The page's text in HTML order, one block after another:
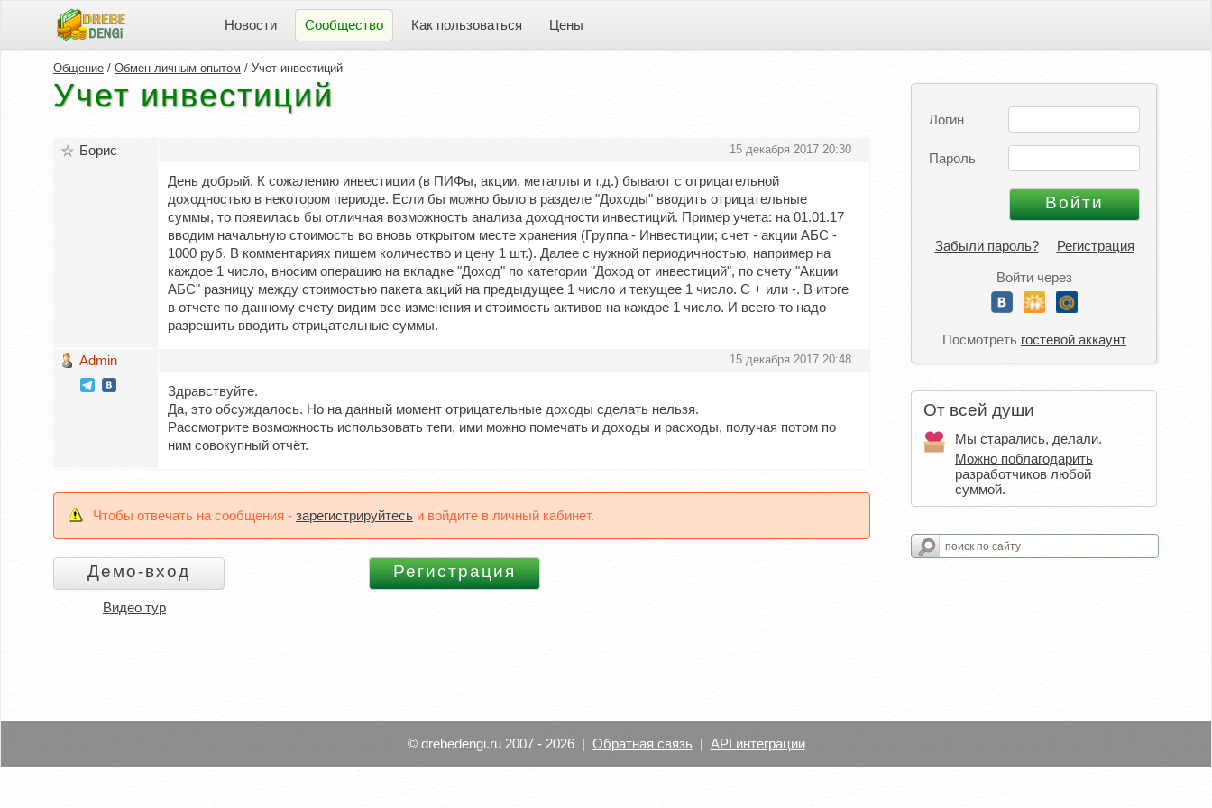
Новости Сообщество Как пользоваться Цены
Логин
Пароль
Забыли пароль? Регистрация
Войти через
Посмотреть гостевой аккаунт
От всей души
Мы старались, делали.
Можно поблагодарить
разработчиков любой
суммой.
Общение / Обмен личным опытом / Учет инвестиций
Учет инвестиций
Борис 15 декабря 2017 20:30
День добрый. К сожалению инвестиции (в ПИФы, акции, металлы и т.д.) бывают с отрицательной
доходностью в некотором периоде. Если бы можно было в разделе "Доходы" вводить отрицательные
суммы, то появилась бы отличная возможность анализа доходности инвестиций. Пример учета: на 01.01.17
вводим начальную стоимость во вновь открытом месте хранения (Группа - Инвестиции; счет - акции АБС -
1000 руб. В комментариях пишем количество и цену 1 шт.). Далее с нужной периодичностью, например на
каждое 1 число, вносим операцию на вкладке "Доход" по категории "Доход от инвестиций", по счету "Акции
АБС" разницу между стоимостью пакета акций на предыдущее 1 число и текущее 1 число. С + или -. В итоге
в отчете по данному счету видим все изменения и стоимость активов на каждое 1 число. И всего-то надо
разрешить вводить отрицательные суммы.
Admin 15 декабря 2017 20:48
Здравствуйте.
Да, это обсуждалось. Но на данный момент отрицательные доходы сделать нельзя.
Рассмотрите возможность использовать теги, ими можно помечать и доходы и расходы, получая потом по
ним совокупный отчёт.
Чтобы отвечать на сообщения - зарегистрируйтесь и войдите в личный кабинет.
Видео тур
© drebedengi.ru 2007 - 2026 | Обратная связь | API интеграции